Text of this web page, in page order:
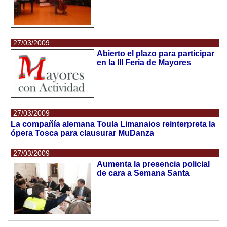
27/03/2009
Abierto el plazo para participar
en la III Feria de Mayores
27/03/2009
La compañía alemana Toula Limanaios reinterpreta la
ópera Tosca para clausurar MuDanza
27/03/2009
Aumenta la presencia policial
de cara a Semana Santa